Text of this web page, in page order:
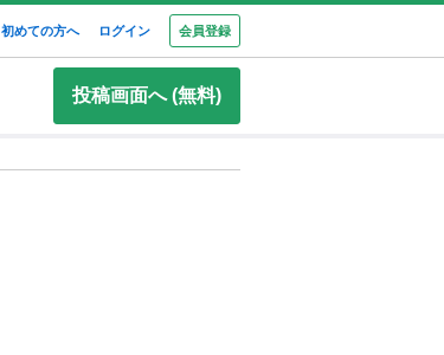
初めての方へ ログイン 会員登録
投稿画面へ (無料)